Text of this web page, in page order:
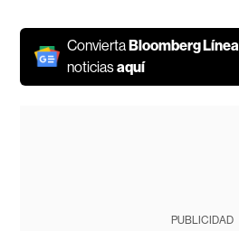
ConviertaBloomberg Línea
noticiasaquí
PUBLICIDAD